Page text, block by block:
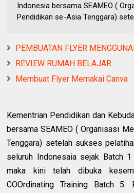
Indonesia bersama SEAMEO (
Pendidikan se-Asia Tenggara)
PEMBUATAN FLYER
REVIEW RUMAH BELAJAR
Membuat Flyer Memakai Canva
Kementrian Pendidikan dan
bersama SEAMEO ( Organisasi
Tenggara) setelah sukses
seluruh Indonesaia sejak Batch
maka kini telah dibuka
COOrdinating Training Batch 5.